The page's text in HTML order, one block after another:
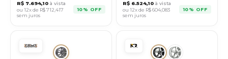
R$ 7.694,10 à vista
ou 12x de R$712,417
sem juros
10% OFF
R$ 6.524,10 à vista
ou 12x de R$604,083
sem juros
10% OFF